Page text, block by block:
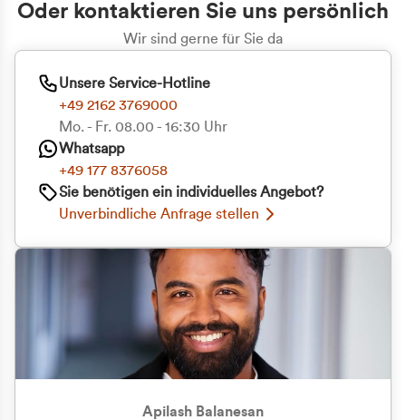
Oder kontaktieren Sie uns persönlich
Wir sind gerne für Sie da
Unsere Service-Hotline
+49 2162 3769000
Mo. - Fr. 08.00 - 16:30 Uhr
Whatsapp
+49 177 8376058
Sie benötigen ein individuelles Angebot?
Unverbindliche Anfrage stellen
Apilash Balanesan